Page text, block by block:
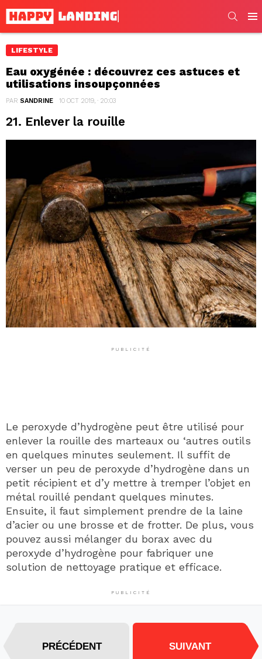
LIFESTYLE
Eau oxygénée : découvrez ces astuces et
utilisations insoupçonnées
PAR SANDRINE 10 OCT 2019, · 20:03
21. Enlever la rouille
PUBLICITÉ
Le peroxyde d’hydrogène peut être utilisé pour
enlever la rouille des marteaux ou ‘autres outils
en quelques minutes seulement. Il suffit de
verser un peu de peroxyde d’hydrogène dans un
petit récipient et d’y mettre à tremper l’objet en
métal rouillé pendant quelques minutes.
Ensuite, il faut simplement prendre de la laine
d’acier ou une brosse et de frotter. De plus, vous
pouvez aussi mélanger du borax avec du
peroxyde d’hydrogène pour fabriquer une
solution de nettoyage pratique et efficace.
PUBLICITÉ
PRÉCÉDENT SUIVANT